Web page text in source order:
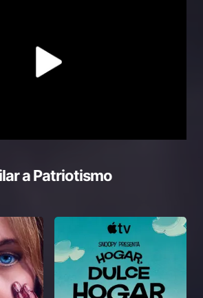
aPatriotismo